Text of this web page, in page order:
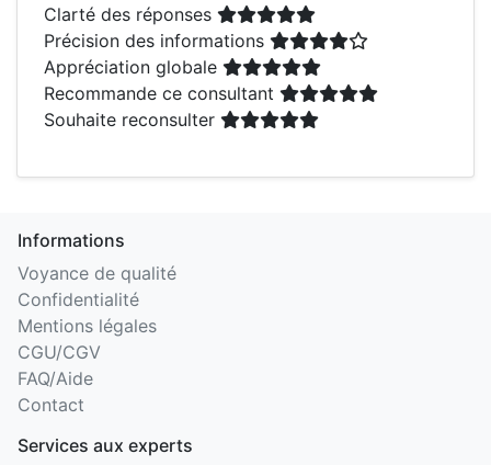
Clarté des réponses
Précision des informations
Appréciation globale
Recommande ce consultant
Souhaite reconsulter
Informations
Voyance de qualité
Confidentialité
Mentions légales
CGU/CGV
FAQ/Aide
Contact
Services aux experts